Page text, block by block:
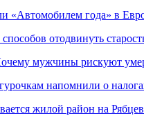
«Автомобилем года» в
отодвинуть
мужчины рискуют
напомнили о
жилой район на